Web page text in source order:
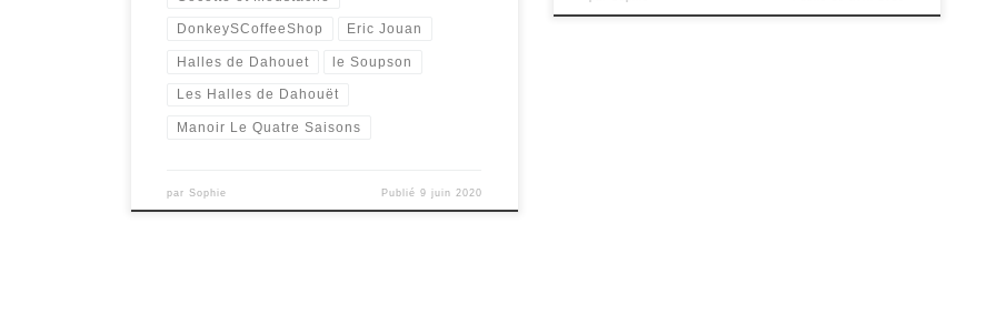
DonkeySCoffeeShop Eric Jouan
Halles de Dahouet le Soupson
Les Halles de Dahouët
Manoir Le Quatre Saisons
parSophie Publié 9 juin 2020